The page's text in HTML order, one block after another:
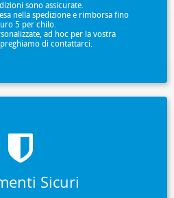
sono assicurate.
nella spedizione e rimborsa fino
5 per chilo.
ad hoc per la vostra
di contattarci.
Sicuri